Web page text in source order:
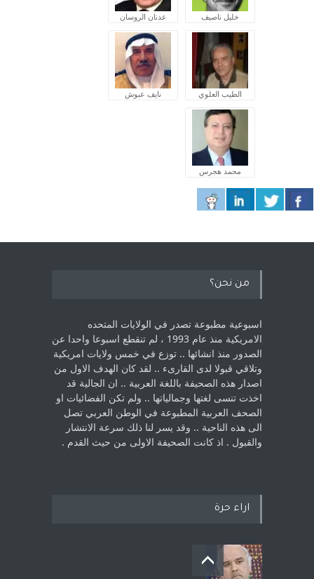
خليل ناصيف عدنان الروسان
الطيب العلوي نايف عبوش
محمد هجرس
من نحن؟
اسبوعية مطبوعة تصدر في الولايات المتحده
الامريكية منذ عام 1993 ، لم ‏تنقطع اسبوعا واحدا عن
الصدور منذ انشائها .. توزع في خمس ولايات امريكية
‏وتلاقي قبولا لدى القارىء ..‏ لقد كان الهدف الاول من
اصدار هذه الصحيفة باللغة العربية .. ان الجالية قد
اخذت ‏تنسى لغتها وجمالياتها .. ولم تكن الفضائيات او
الصحف العربية المطبوعة في الوطن ‏العربي تصل
الى هذه الناحية .. وقد يسر لنا ذلك سرعة الانتشار
والقبول . اذ كانت ‏الصحيفة الاولى من حيث القدم . ‏
اراء حرة